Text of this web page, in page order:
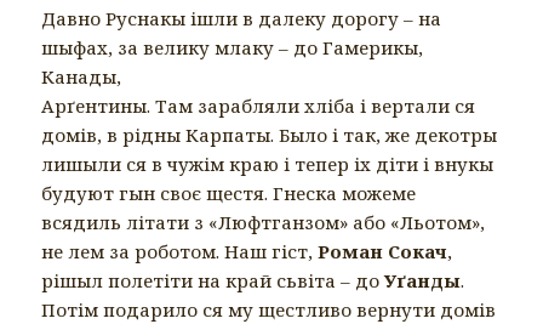
Давно Руснакы ішли в далеку дорогу – на
шыфах, за велику млаку – до Гамерикы,
Канады,
Арґентины. Там зарабляли хліба і вертали ся
домів, в рідны Карпаты. Было і так, же декотры
лишыли ся в чужім краю і тепер іх діти і внукы
будуют гын своє щестя. Гнеска можеме
всядиль літати з «Люфтганзом» або «Льотом»,
не лем за роботом. Наш гіст,Роман Сокач,
рішыл полетіти на край сьвіта – доУґанды.
Потім подарило ся му щестливо вернути домів